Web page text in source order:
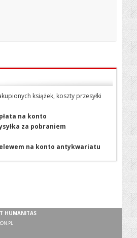
książek, koszty przesyłki
na konto
za pobraniem
na konto antykwariatu
HUMANITAS